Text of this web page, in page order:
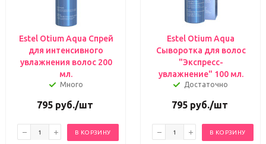
Estel Otium Aqua Спрей
для интенсивного
увлажнения волос 200
мл.
Много
795руб./шт
В КОРЗИНУ
Estel Otium Aqua
Сыворотка для волос
"Экспресс-
увлажнение" 100 мл.
Достаточно
795руб./шт
В КОРЗИНУ